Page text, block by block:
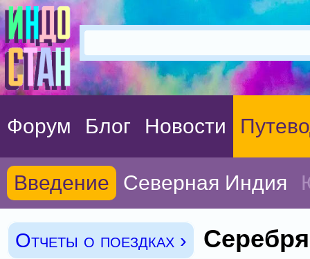
Форум Блог Новости
Введение Северная Индия
Отчеты о поездках ›